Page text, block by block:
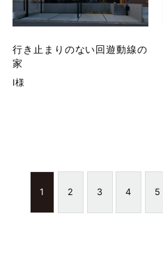
行き止まりのない回遊動線の
家
I様
1 2 3 4 5